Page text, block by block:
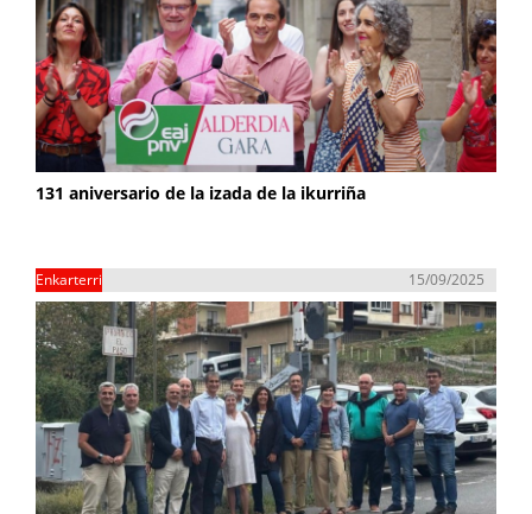
131 aniversario de la izada de la ikurriña
Enkarterri 15/09/2025